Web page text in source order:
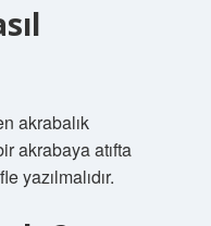
akrabalık
akrabaya atıfta
yazılmalıdır.